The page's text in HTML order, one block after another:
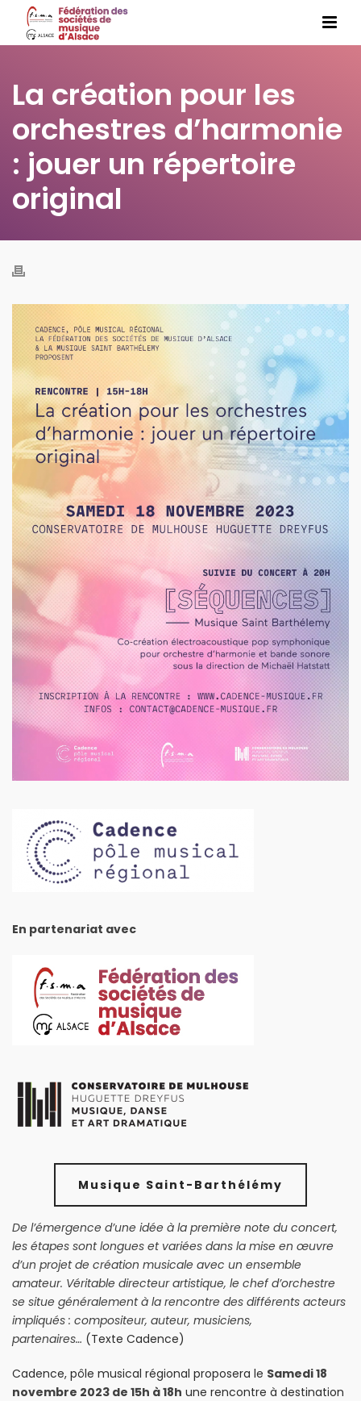
La création pour les
orchestres d’harmonie
: jouer un répertoire
original
En partenariat avec
Musique Saint-Barthélémy
De l’émergence d’une idée à la première note du concert,
les étapes sont longues et variées dans la mise en œuvre
d’un projet de création musicale avec un ensemble
amateur. Véritable directeur artistique, le chef d’orchestre
se situe généralement à la rencontre des différents acteurs
impliqués : compositeur, auteur, musiciens,
partenaires… (Texte Cadence)
Cadence, pôle musical régional proposera le Samedi 18
novembre 2023 de 15h à 18h une rencontre à destination